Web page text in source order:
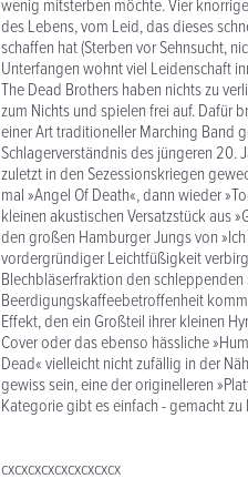
wenig mitsterben möchte. Vier
des Lebens, vom Leid, das dieses
schaffen hat (Sterben vor Sehnsucht,
Unterfangen wohnt viel Leidenschaft
The Dead Brothers haben nichts zu
zum Nichts und spielen frei auf. Dafür
einer Art traditioneller Marching Band
Schlagerverständnis des jüngeren 20.
zuletzt in den Sezessionskriegen
mal »Angel Of Death«, dann wieder
kleinen akustischen Versatzstück aus
den großen Hamburger Jungs von
vordergründiger Leichtfüßigkeit
Blechbläserfraktion den schleppenden
Beerdigungskaffeebetroffenheit
Effekt, den ein Großteil ihrer kleinen
Cover oder das ebenso hässliche
Dead« vielleicht nicht zufällig in der
gewiss sein, eine der originelleren
Kategorie gibt es einfach - gemacht zu
cxcxcxcxcxcxcxcxcx